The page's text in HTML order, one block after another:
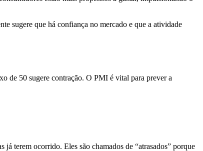
sugere que há confiança no mercado e que a atividade
de 50 sugere contração. O PMI é vital para prever a
já terem ocorrido. Eles são chamados de “atrasados” porque